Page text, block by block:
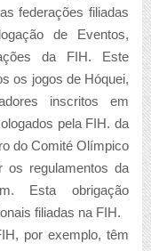
federações filiadas
de Eventos,
da FIH. Este
os jogos de Hóquei,
inscritos em
pela FIH. da
do Comité Olímpico
os regulamentos da
Esta obrigação
filiadas na FIH.
por exemplo, têm